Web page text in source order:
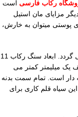
رکاب فارسی است
مزایای مان استیل
میتوان به خارش،
مدل بدنه رکاب ورساچ و طرح اسپرت محسوب می گردد. ابعاد سنگ رکاب 11
یک میلیمتر کمتر می
دار است. تمام سمت بدنه
سیاه قلم کاری برای